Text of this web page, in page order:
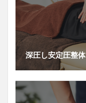
深圧し安定圧整体